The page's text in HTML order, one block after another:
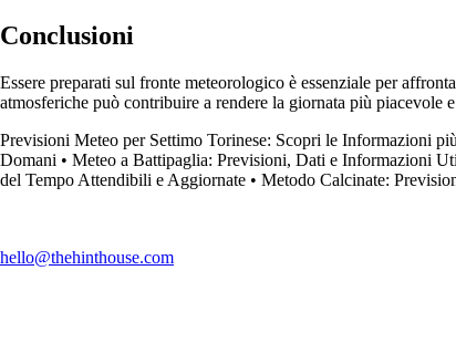
Conclusioni
Essere preparati sul fronte meteorologico è essenziale per
atmosferiche può contribuire a rendere la giornata più piacevole
Previsioni Meteo per Settimo Torinese: Scopri le Informazioni
Domani • Meteo a Battipaglia: Previsioni, Dati e Informazioni
del Tempo Attendibili e Aggiornate • Metodo Calcinate:
hello@thehinthouse.com